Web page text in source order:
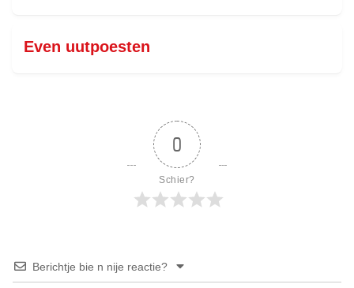
Even uutpoesten
0
Schier?
Berichtje bie n nije reactie?